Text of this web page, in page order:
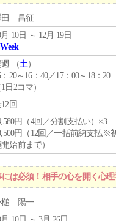
田 昌征
月 10日 ～ 12月 19日
週 （土）
：20～16：40／17：00～18：20
1日2コマ）
回
円（4回／分割支払い）×3
円（12回／一括前納支払※
始前まで）
は必須！相手の心を開く心理
槌 陽一